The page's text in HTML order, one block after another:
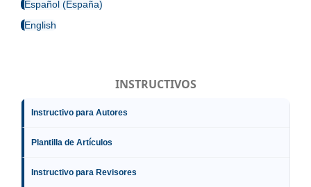
Español (España)
English
INSTRUCTIVOS
Instructivo para Autores
Plantilla de Artículos
Instructivo para Revisores